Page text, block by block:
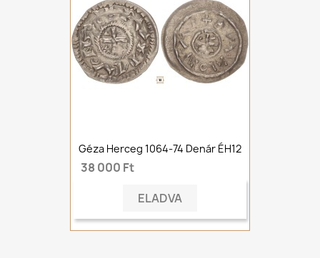
Géza Herceg 1064-74 Denár ÉH12
38 000 Ft
ELADVA